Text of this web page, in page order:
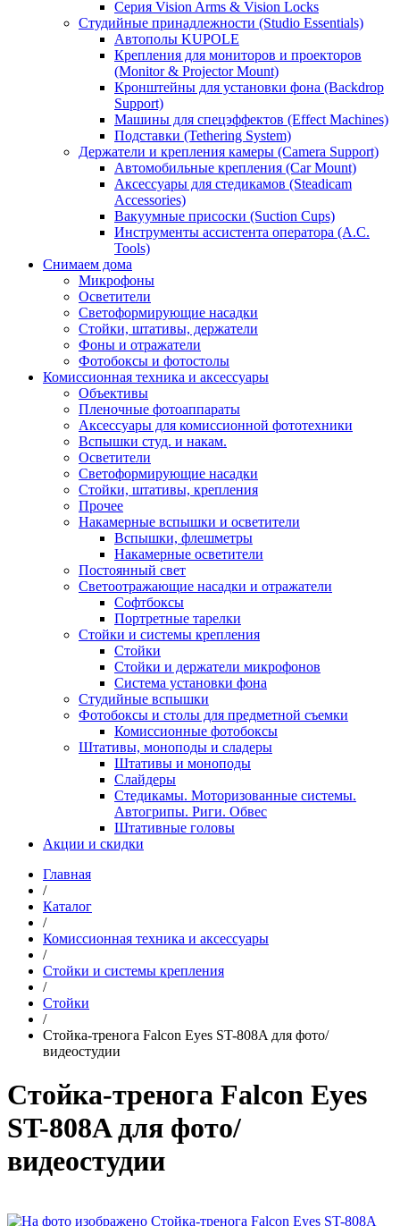
Серия Vision Arms & Vision Locks
Студийные принадлежности (Studio Essentials)
Автополы KUPOLE
Крепления для мониторов и проекторов
(Monitor & Projector Mount)
Кронштейны для установки фона (Backdrop
Support)
Машины для спецэффектов (Effect Machines)
Подставки (Tethering System)
Держатели и крепления камеры (Camera Support)
Автомобильные крепления (Car Mount)
Аксессуары для стедикамов (Steadicam
Accessories)
Вакуумные присоски (Suction Cups)
Инструменты ассистента оператора (A.C.
Tools)
Снимаем дома
Микрофоны
Осветители
Светоформирующие насадки
Стойки, штативы, держатели
Фоны и отражатели
Фотобоксы и фотостолы
Комиссионная техника и аксессуары
Объективы
Пленочные фотоаппараты
Аксессуары для комиссионной фототехники
Вспышки студ. и накам.
Осветители
Светоформирующие насадки
Стойки, штативы, крепления
Прочее
Накамерные вспышки и осветители
Вспышки, флешметры
Накамерные осветители
Постоянный свет
Светоотражающие насадки и отражатели
Софтбоксы
Портретные тарелки
Стойки и системы крепления
Стойки
Стойки и держатели микрофонов
Система установки фона
Студийные вспышки
Фотобоксы и столы для предметной съемки
Комиссионные фотобоксы
Штативы, моноподы и сладеры
Штативы и моноподы
Слайдеры
Стедикамы. Моторизованные системы.
Автогрипы. Риги. Обвес
Штативные головы
Акции и скидки
Главная
/
Каталог
/
Комиссионная техника и аксессуары
/
Стойки и системы крепления
/
Стойки
/
Стойка-тренога Falcon Eyes ST-808A для фото/
видеостудии
Стойка-тренога Falcon Eyes
ST-808A для фото/
видеостудии